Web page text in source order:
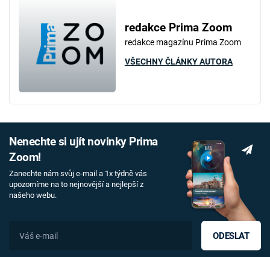
redakce Prima Zoom
redakce magazínu Prima Zoom
VŠECHNY ČLÁNKY AUTORA
Nenechte si ujít novinky Prima
Zoom!
Zanechte nám svůj e-mail a 1x týdně vás
upozorníme na to nejnovější a nejlepší z
našeho webu.
ODESLAT